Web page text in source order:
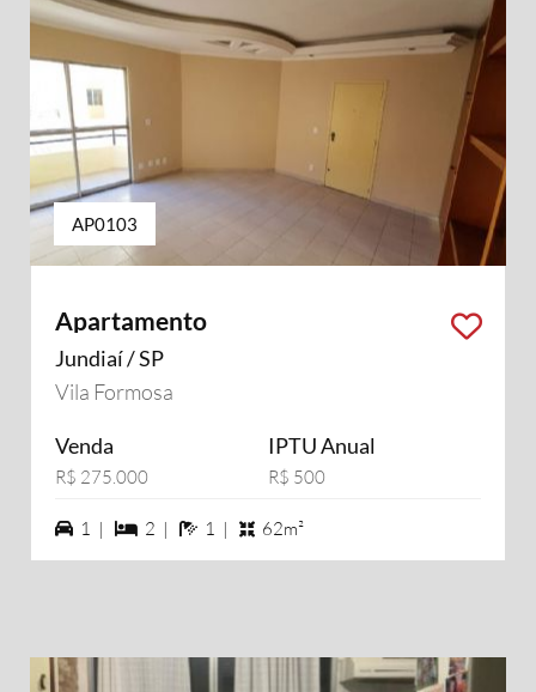
AP0103
Apartamento
Jundiaí / SP
Vila Formosa
Venda
R$ 275.000
IPTU Anual
R$ 500
1 vagas na garagem
1 | 2 dormiórios
2 | 1 banheiros
1 | 62m²